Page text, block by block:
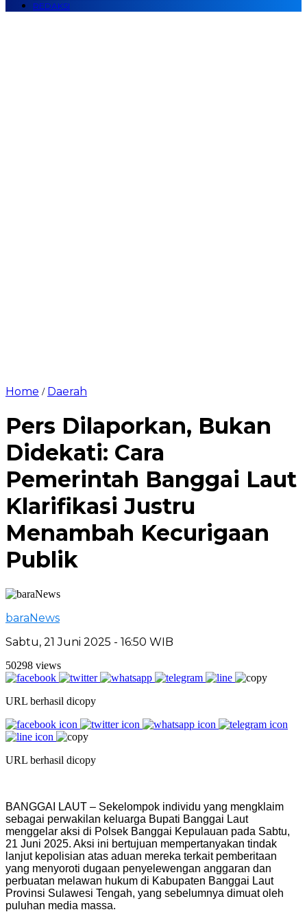
REDAKSI
Home / Daerah
Pers Dilaporkan, Bukan
Didekati: Cara
Pemerintah Banggai Laut
Klarifikasi Justru
Menambah Kecurigaan
Publik
baraNews
Sabtu, 21 Juni 2025 - 16:50 WIB
50298 views
URL berhasil dicopy
URL berhasil dicopy
BANGGAI LAUT – Sekelompok individu yang mengklaim
sebagai perwakilan keluarga Bupati Banggai Laut
menggelar aksi di Polsek Banggai Kepulauan pada Sabtu,
21 Juni 2025. Aksi ini bertujuan mempertanyakan tindak
lanjut kepolisian atas aduan mereka terkait pemberitaan
yang menyoroti dugaan penyelewengan anggaran dan
perbuatan melawan hukum di Kabupaten Banggai Laut
Provinsi Sulawesi Tengah, yang sebelumnya dimuat oleh
puluhan media massa.